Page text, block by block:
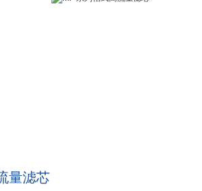
量滤芯